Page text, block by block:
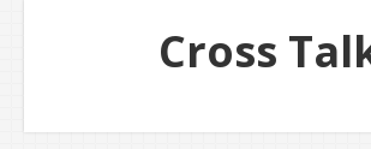
Cross